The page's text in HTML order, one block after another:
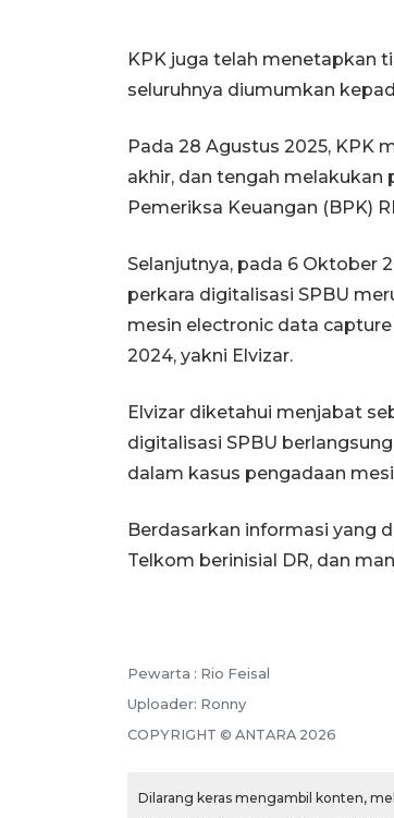
KPK juga telah menetapkan
seluruhnya diumumkan
Pada 28 Agustus 2025, KPK
akhir, dan tengah melakukan
Pemeriksa Keuangan (BPK)
Selanjutnya, pada 6 Oktober
perkara digitalisasi SPBU
mesin electronic data
2024, yakni Elvizar.
Elvizar diketahui menjabat
digitalisasi SPBU
dalam kasus pengadaan
Berdasarkan informasi yang
Telkom berinisial DR, dan
Pewarta : Rio Feisal
Uploader: Ronny
COPYRIGHT © ANTARA 2026
Dilarang keras mengambil konten,